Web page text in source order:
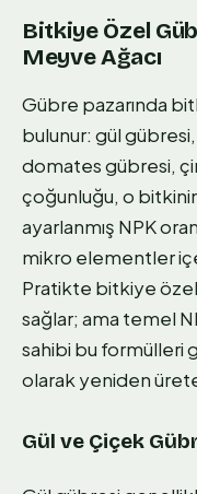
Bitkiye Özel
Meyve Ağacı
Gübre pazarında
bulunur: gül
domates gübresi,
çoğunluğu, o
ayarlanmış NPK
mikro elementler
Pratikte bitkiye özel
sağlar; ama temel
sahibi bu formülleri
olarak yeniden
Gül ve Çiçek